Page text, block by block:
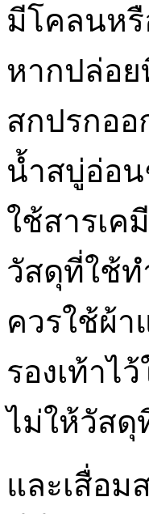
มีโคลนหรื
หากปล่อย
สกปรกออ
น้ำสบู่อ่อน
ใช้สารเค
วัสดุที่ใช้ท
ควรใช้ผ้า
รองเท้าไ
ไม่ให้วัสดุ
และเสื่อม